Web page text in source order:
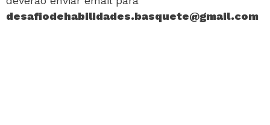
desafiodehabilidades.basquete@gmail.com